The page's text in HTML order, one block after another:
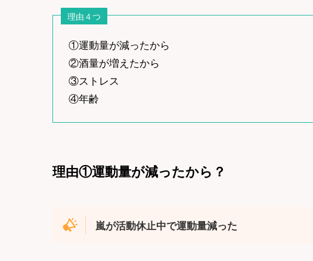
理由４つ
①運動量が減ったから
②酒量が増えたから
③ストレス
④年齢
理由①運動量が減ったから？
嵐が活動休止中で運動量減った